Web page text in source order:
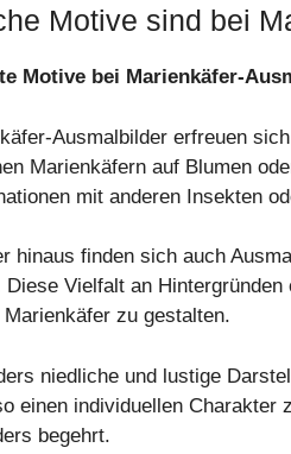
Motive sind bei
Motive bei Marienkäfer-
Ausmalbilder erfreuen
Marienkäfern auf Blumen
mit anderen Insekten
hinaus finden sich auch
Diese Vielfalt an
Marienkäfer zu gestalten.
niedliche und lustige
einen individuellen Charakter
begehrt.